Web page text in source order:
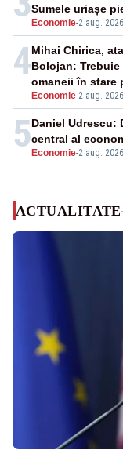
Economie-2 aug.
Sumele uriașe
4
Economie-2 aug.
Mihai Chirica,
Bolojan:
omaneii în stare
5 Economie-2 aug.
Daniel Udrescu:
central al
ACTUALITATE